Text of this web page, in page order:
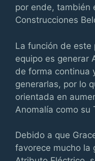
por ende, también
Construcciones
La función de este
equipo es generar
de forma continua
generarlas, por lo
orientada en
Anomalía como su
Debido a que
favorece mucho la